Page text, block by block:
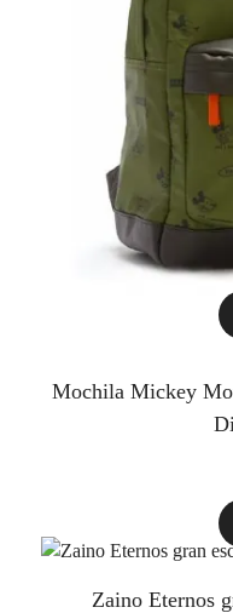
Mochila Mickey
Zaino Eternos